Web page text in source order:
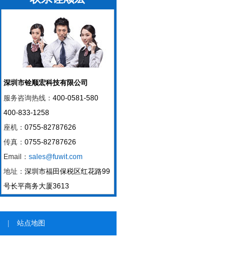
深圳市铨顺宏科技有限公司
服务咨询热线： 400-0581-580
400-833-1258
座机： 0755-82787626
传真： 0755-82787626
Email： sales@fuwit.com
地址： 深圳市福田保税区红花路99
号长平商务大厦3613
站点地图